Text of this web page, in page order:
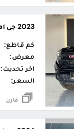
2023 جي ام سي سييرا اليفيشن
كم قاطع:
معرض:
اخر تحديث:
السعر:
قارن